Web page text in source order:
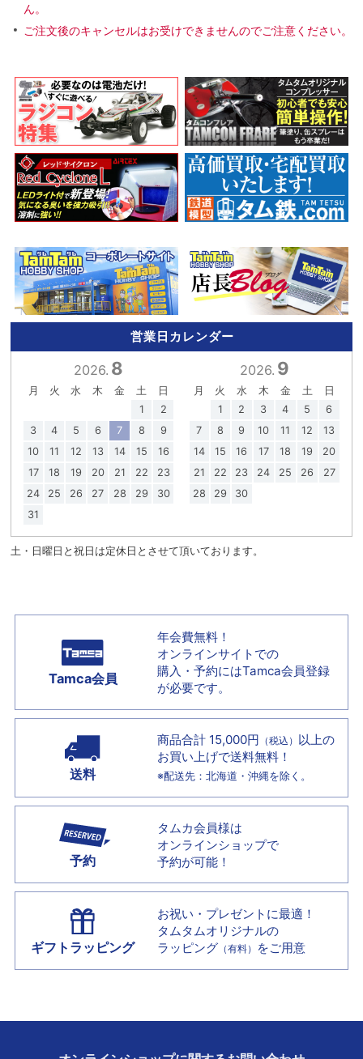
ん。
ご注文後のキャンセルはお受けできませんのでご注意ください。
営業日カレンダー
2026. 8
月 火 水 木 金 土
日
1
2
3
4 5 6 7 8
9
10
11 12 13 14 15
16
17
18 19 20 21 22
23
24
25 26 27 28 29
30
31
2026. 9
月 火 水 木 金 土
日
1
2 3 4 5
6
7
8 9 10 11 12
13
14
15 16 17 18 19
20
21
22 23 24 25 26
27
28
29 30
土・日曜日と祝日は定休日とさせて頂いております。
Tamca会員
年会費無料！
オンラインサイトでの
購入・予約にはTamca会員登録
が必要です。
送料
商品合計 15,000円 （税込） 以上の
お買い上げで送料無料！
※配送先：北海道・沖縄を除く。
予約
タムカ会員様は
オンラインショップで
予約が可能！
ギフトラッピング
お祝い・プレゼントに最適！
タムタムオリジナルの
ラッピング （有料） をご用意